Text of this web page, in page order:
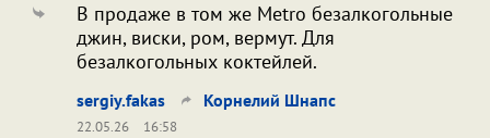
В продаже в том же Metro безалкогольные
джин, виски, ром, вермут. Для
безалкогольных коктейлей.
sergiy.fakas Корнелий Шнапс
22.05.26
16:58